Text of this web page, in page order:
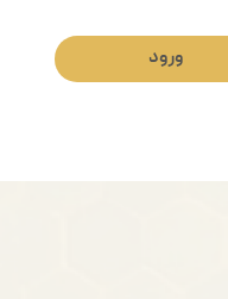
ورود